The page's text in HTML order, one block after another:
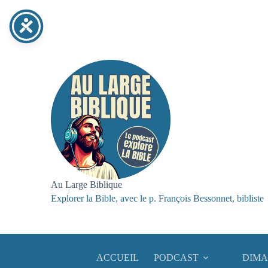
contenu
Au Large Biblique
Explorer la Bible, avec le p. François Bessonnet, bibliste
ACCUEIL PODCAST